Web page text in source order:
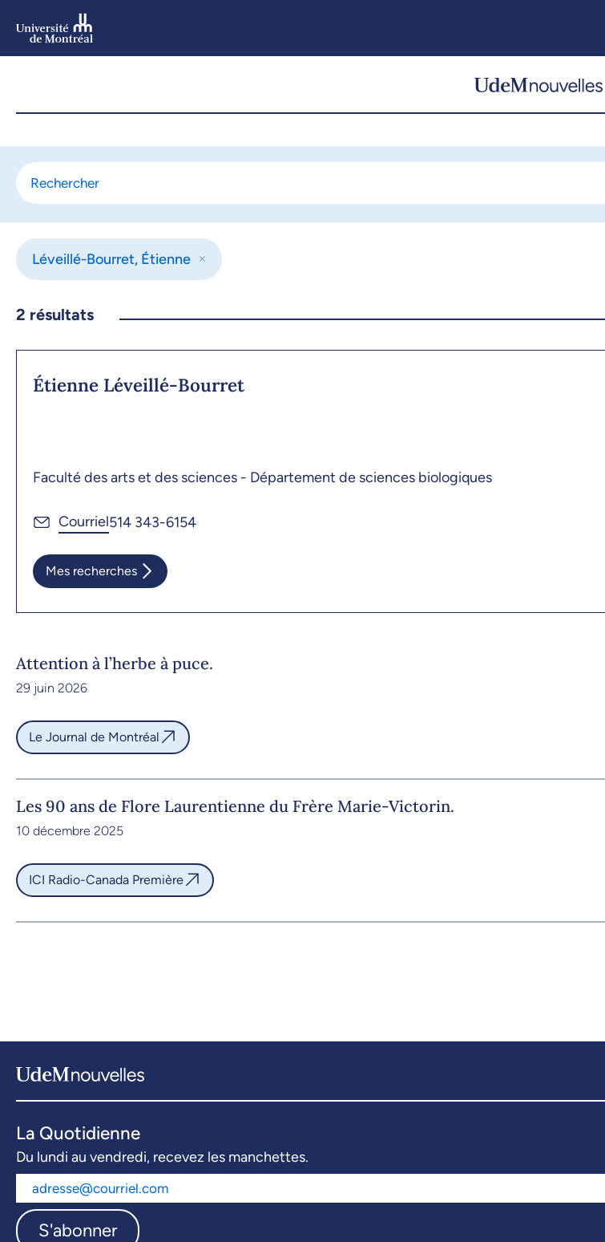
Léveillé-Bourret, Étienne
2 résultats
Étienne Léveillé-Bourret
Faculté des arts et des sciences - Département de sciences biologiques
514 343-6154
Mes recherches
Attention à l’herbe à puce.
29 juin 2026
Le Journal de Montréal
Les 90 ans de Flore Laurentienne du Frère Marie-Victorin.
10 décembre 2025
ICI Radio-Canada Première
La Quotidienne
Du lundi au vendredi, recevez les manchettes.
S'abonner